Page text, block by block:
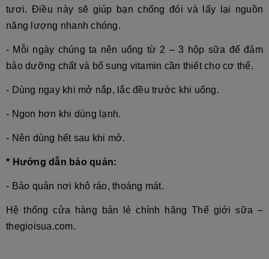
tươi. Điều này sẽ giúp bạn chống đói và lấy lại nguồn
năng lượng nhanh chóng.
- Mỗi ngày chúng ta nên uống từ 2 – 3 hộp sữa để đảm
bảo dưỡng chất và bổ sung vitamin cần thiết cho cơ thể.
- Dùng ngay khi mở nắp, lắc đều trước khi uống.
- Ngon hơn khi dùng lạnh.
- Nên dùng hết sau khi mở.
* Hướng dẫn bảo quản:
- Bảo quản nơi khô ráo, thoáng mát.
Hệ thống cửa hàng bán lẻ chính hãng Thế giới sữa –
thegioisua.com.